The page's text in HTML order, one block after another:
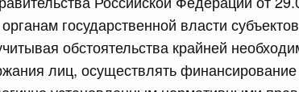
государственной власти
обстоятельства крайней
лиц, осуществлять
Федерации от 23.07.2026 г. № 929
Российской Федерации от 24 декабря 2021